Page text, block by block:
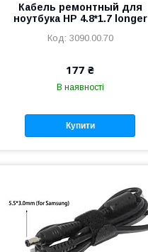
Кабель ремонтный для
ноутбука HP 4.8*1.7 longer
3090.00.70
177 ₴
В наявності
Купити